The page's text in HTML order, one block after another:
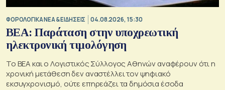
ΦΟΡΟΛΟΓΙΚΑ ΝΕΑ & EΙΔΗΣΕΙΣ 04.08.2026, 15:30
BEA: Παράταση στην υποχρεωτική
ηλεκτρονική τιμολόγηση
To BEA και ο Λογιστικός Σύλλογος Αθηνών αναφέρουν ότι η
χρονική μετάθεση δεν αναστέλλει τον ψηφιακό
εκσυγχρονισμό, ούτε επηρεάζει τα δημόσια έσοδα